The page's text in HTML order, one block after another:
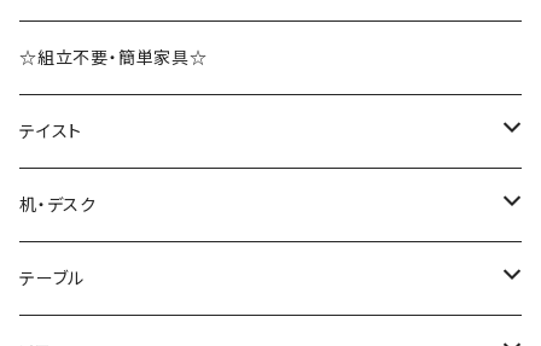
☆組立不要・簡単家具☆
テイスト
ブルックリンスタイル
ホテルライク風インテリア
机・デスク
パソコンデスク・ワークデスク
テーブル